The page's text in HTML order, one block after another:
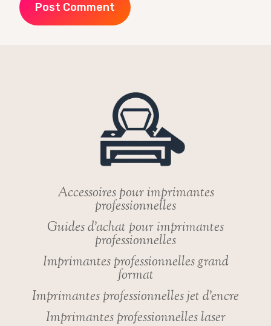
Accessoires pour imprimantes
professionnelles
Guides d’achat pour imprimantes
professionnelles
Imprimantes professionnelles grand
format
Imprimantes professionnelles jet d’encre
Imprimantes professionnelles laser